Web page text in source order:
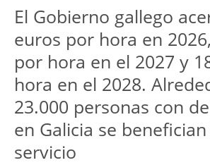
El Gobierno gallego
euros por hora en
por hora en el 2027 y
hora en el 2028.
23.000 personas con
en Galicia se
servicio